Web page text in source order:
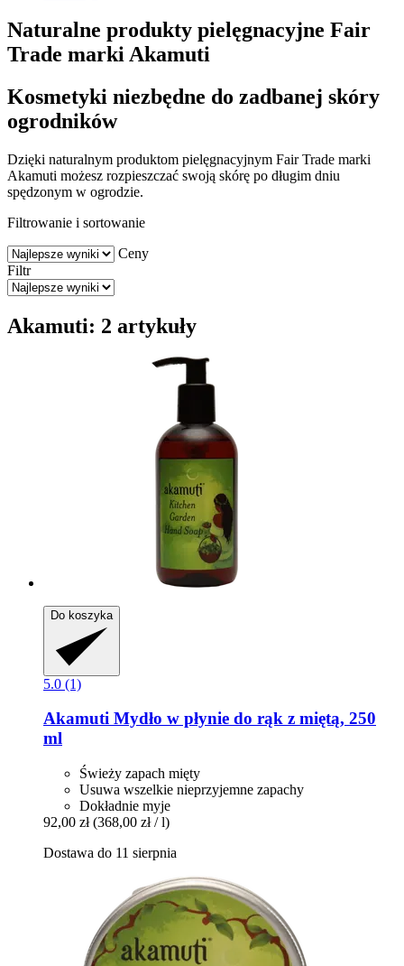
Naturalne produkty pielęgnacyjne Fair
Trade marki Akamuti
Kosmetyki niezbędne do zadbanej skóry
ogrodników
Dzięki naturalnym produktom pielęgnacyjnym Fair Trade marki
Akamuti możesz rozpieszczać swoją skórę po długim dniu
spędzonym w ogrodzie.
Filtrowanie i sortowanie
Ceny
Filtr
Akamuti: 2 artykuły
Do koszyka
5.0 (1)
Akamuti Mydło w płynie do rąk z miętą, 250
ml
Świeży zapach mięty
Usuwa wszelkie nieprzyjemne zapachy
Dokładnie myje
92,00 zł (368,00 zł / l)
Dostawa do 11 sierpnia